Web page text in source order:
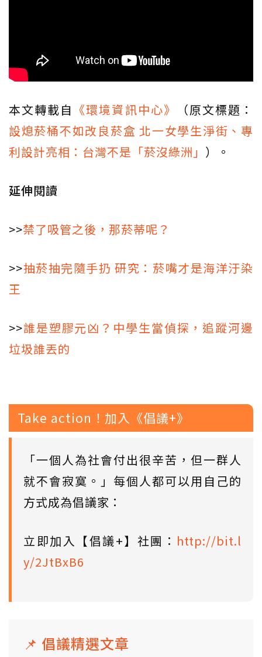
本文轉載自 《環境資訊中心》
（原文標題：
設熄菸桶不如改良菸盒 北一女學生淨街、專
利設計亮相：台灣不是「菸沒綠洲」 ）。
延伸閱讀
>>禁了吸管之後，那菸蒂呢？
>>抽菸抽完隨手扔 研究：菸嘴才是海洋汙染
王
>>誰是塑膠元凶？中學生當偵探，追蹤河邊
垃圾誰丟的
Take action！加入《倡議+》
「一個人為社會付出很辛苦，但一群人
就不會寂寞。」每個人都可以用自己的
方式成為倡議家：
立即加入【倡議+】社團： http://bit.l
y/2JtBxB6
📌 倡議精選文章